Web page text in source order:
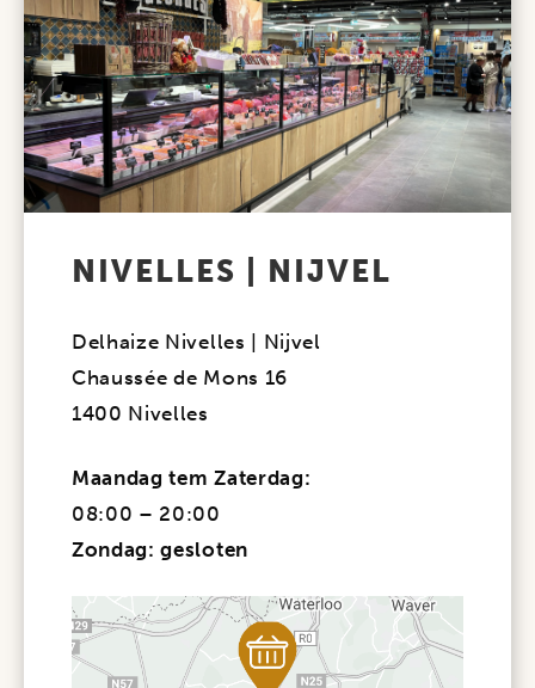
NIVELLES | NIJVEL
Delhaize Nivelles | Nijvel
Chaussée de Mons 16
1400 Nivelles
Maandag tem Zaterdag:
08:00 – 20:00
Zondag: gesloten